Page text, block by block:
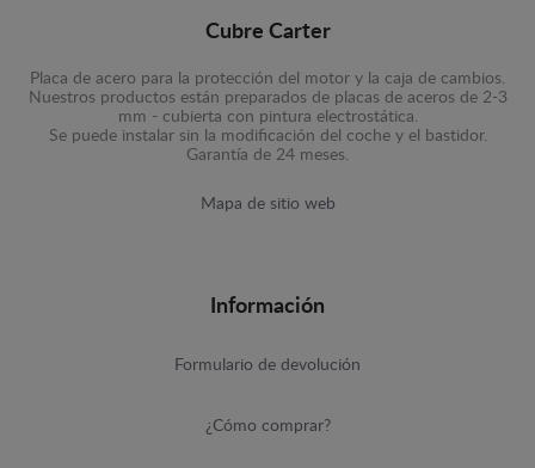
Cubre Carter
Placa de acero para la protección del motor y la caja de cambios.
Nuestros productos están preparados de placas de aceros de 2-3
mm - cubierta con pintura electrostática.
Se puede instalar sin la modificación del coche y el bastidor.
Garantía de 24 meses.
Mapa de sitio web
Información
Formulario de devolución
¿Cómo comprar?